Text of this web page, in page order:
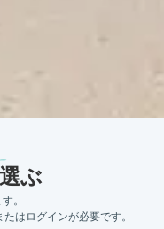
ぶ
。
はログインが必要です。